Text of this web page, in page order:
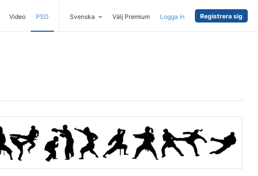
Video PSD Svenska Välj Premium Logga in Registrera sig